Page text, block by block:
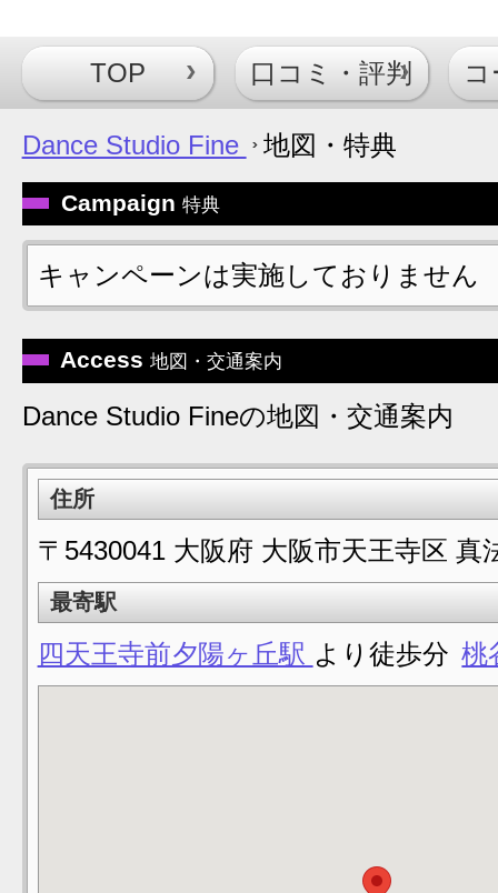
TOP 口コミ・評判
Dance Studio Fine 地図・特典
Campaign 特典
キャンペーンは実施しておりません
Access 地図・交通案内
Dance Studio Fineの地図・交通案内
住所
〒5430041 大阪府 大阪市天王寺区
最寄駅
四天王寺前夕陽ヶ丘駅 より徒歩分 桃